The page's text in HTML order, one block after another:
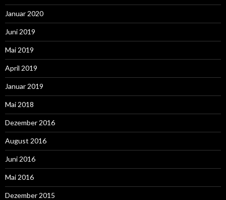
Januar 2020
Juni 2019
Mai 2019
April 2019
Januar 2019
Mai 2018
Dezember 2016
August 2016
Juni 2016
Mai 2016
Dezember 2015